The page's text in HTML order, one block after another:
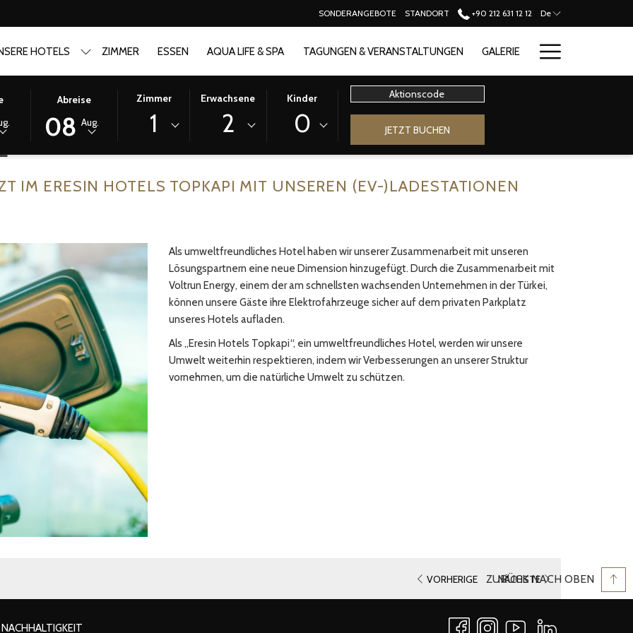
SONDERANGEBOTE STANDORT +90 212 631 12 12 De
HOTELS ZIMMER ESSEN AQUA LIFE & SPA TAGUNGEN & VERANSTALTUNGEN GALERIE
Menu
Abreise
DIESE
ÖFFNET
UM
AUSGEWÄHLTES
IST
2026.
08 Aug.
Zimmer
1
Erwachsene
2
Kinder
0
Aktionscode
JETZT BUCHEN
IM ERESIN HOTELS TOPKAPI MIT UNSEREN (EV-)LADESTATIONEN
Als umweltfreundliches Hotel haben wir unserer Zusammenarbeit mit unseren
Lösungspartnern eine neue Dimension hinzugefügt. Durch die Zusammenarbeit mit
Voltrun Energy, einem der am schnellsten wachsenden Unternehmen in der Türkei,
können unsere Gäste ihre Elektrofahrzeuge sicher auf dem privaten Parkplatz
unseres Hotels aufladen.
Als „Eresin Hotels Topkapi“, ein umweltfreundliches Hotel, werden wir unsere
Umwelt weiterhin respektieren, indem wir Verbesserungen an unserer Struktur
vornehmen, um die natürliche Umwelt zu schützen.
VORHERIGE NÄCHSTE
ZURÜCK NACH OBEN
ÖFFNET
NACHHALTIGKEIT